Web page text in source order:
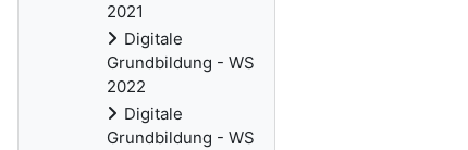
2021
Digitale
Grundbildung - WS
2022
Digitale
Grundbildung - WS